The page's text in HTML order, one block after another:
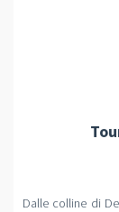
Dalle colline di